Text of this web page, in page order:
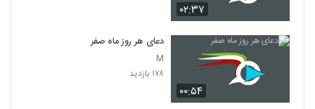
۰۲:۳۷
۰۰:۵۴
دعای هر روز ماه صفر
M
۱۷۸ بازدید